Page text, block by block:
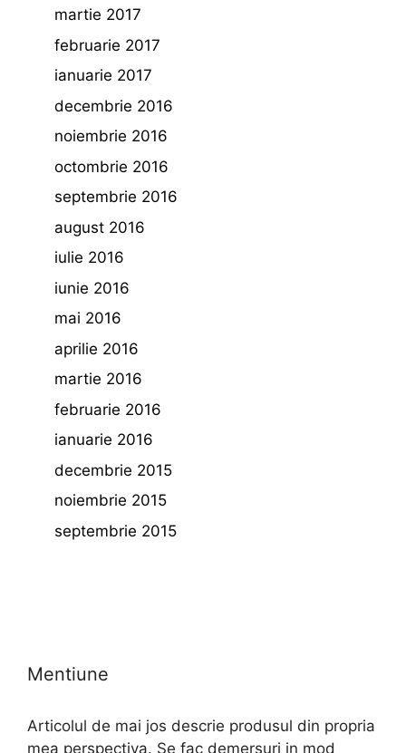
martie 2017
februarie 2017
ianuarie 2017
decembrie 2016
noiembrie 2016
octombrie 2016
septembrie 2016
august 2016
iulie 2016
iunie 2016
mai 2016
aprilie 2016
martie 2016
februarie 2016
ianuarie 2016
decembrie 2015
noiembrie 2015
septembrie 2015
Mentiune
Articolul de mai jos descrie produsul din propria
mea perspectiva. Se fac demersuri in mod